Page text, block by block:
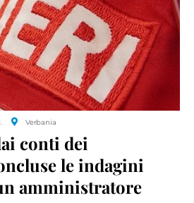
Verbania
conti dei
le indagini
amministratore